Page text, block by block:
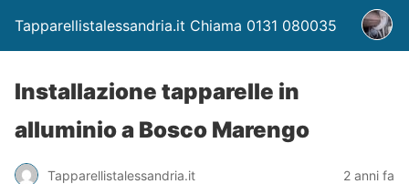
Tapparellistalessandria.it Chiama 0131 080035
Installazione tapparelle in
alluminio a Bosco Marengo
Tapparellistalessandria.it 2 anni fa